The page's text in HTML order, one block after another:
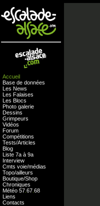
Accueil
Base de données
Les News
Les Falaises
Les Blocs
Photo galerie
Dessins
Grimpeurs
Vidéos
Forum
Compétitions
Tests/Articles
Blog
Liste 7a à 9a
Interview
Cmts voie/médias
Topo/ailleurs
Boutique/Shop
Chroniques
Météo 57 67 68
Liens
Contacts